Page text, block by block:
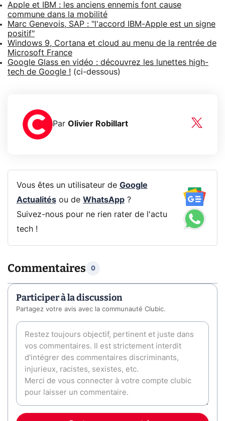
Apple et IBM : les anciens ennemis font cause
commune dans la mobilité
Marc Genevois, SAP : "l'accord IBM-Apple est un signe
positif"
Windows 9, Cortana et cloud au menu de la rentrée de
Microsoft France
Google Glass en vidéo : découvrez les lunettes high-
tech de Google ! (ci-dessous)
Par Olivier Robillart
Vous êtes un utilisateur de Google
Actualitésou de WhatsApp?
Suivez-nous pour ne rien rater de l'actu
tech !
Commentaires 0
Participer à la discussion
Partagez votre avis avec la communauté Clubic.